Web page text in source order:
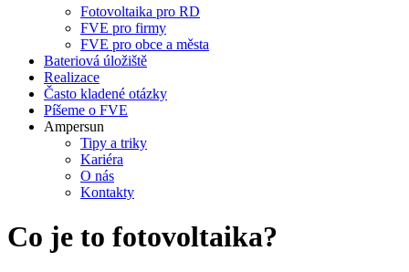
Fotovoltaika pro RD
FVE pro firmy
FVE pro obce a města
Bateriová úložiště
Realizace
Často kladené otázky
Píšeme o FVE
Ampersun
Tipy a triky
Kariéra
O nás
Kontakty
Co je to fotovoltaika?